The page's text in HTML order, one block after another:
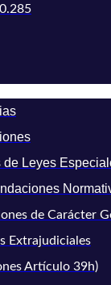
de Leyes
de Carácter
Extrajudiciales
Artículo 39h)